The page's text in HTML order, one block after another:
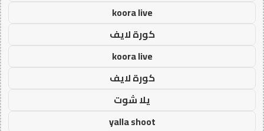
koora live
كورة لايف
koora live
كورة لايف
يلا شوت
yalla shoot